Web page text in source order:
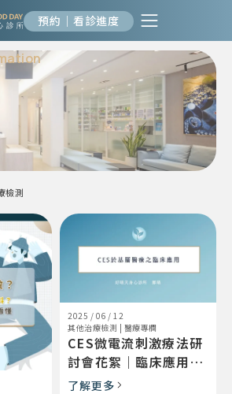
預約｜看診進度
檢測
2025 / 06 / 12
其他治療檢測 | 醫療專欄
CES微電流刺激療法研
討會花絮｜臨床應用與
國際交流
了解更多